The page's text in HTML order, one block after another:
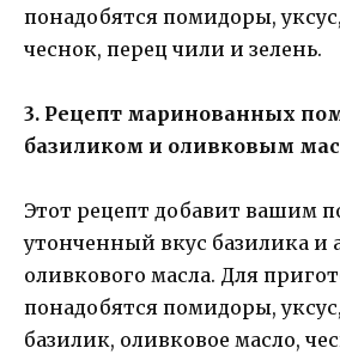
понадобятся помидоры, уксус,
чеснок, перец чили и зелень.
3. Рецепт маринованных
базиликом и оливковым
Этот рецепт добавит вашим
утонченный вкус базилика и
оливкового масла. Для
понадобятся помидоры, уксус,
базилик, оливковое масло,